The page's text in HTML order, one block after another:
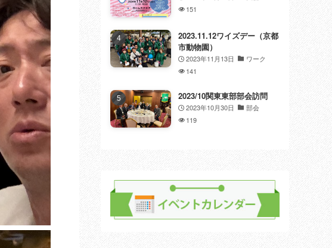
151
2023.11.12ワイズデー（京都
市動物園）
2023年11月13日
ワーク
141
2023/10関東東部部会訪問
2023年10月30日
部会
119